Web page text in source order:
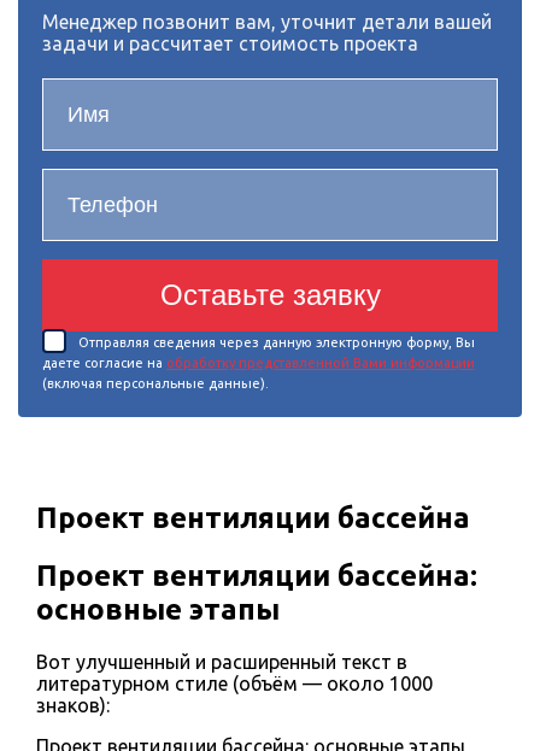
Менеджер позвонит вам, уточнит детали вашей
задачи и рассчитает стоимость проекта
Оставьте заявку
Отправляя сведения через данную электронную форму, Вы
даете согласие на обработку представленной Вами информации
(включая персональные данные).
Проект вентиляции бассейна
Проект вентиляции бассейна:
основные этапы
Вот улучшенный и расширенный текст в
литературном стиле (объём — около 1000
знаков):
Проект вентиляции бассейна: основные этапы